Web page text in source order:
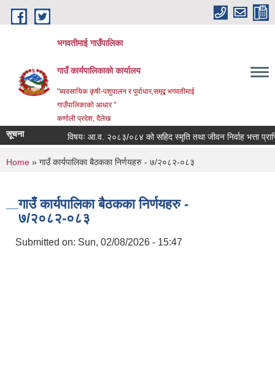
Skip to main content
भगवतीमाई गाउँपालिका
गाउँ कार्यपालिकाको कार्यालय
"ब्यवसायिक कृषी-पशुपालन र पुर्वाधार,समृद्ब भगवतीमाई
गाउँपालिकाको आधार "
कर्णाली प्रदेश, दैलेख
सूचना विषयः आ.व. २०८३/०८४ को सहिद स्मृति तथा जीवन निर्वाह भत्ता
You are here
Home » गाउँ कार्यपालिका बैठकका निर्णयहरु - ७/२०८२-०८३
गाउँ कार्यपालिका बैठकका निर्णयहरु -
७/२०८२-०८३
Submitted on: Sun, 02/08/2026 - 15:47